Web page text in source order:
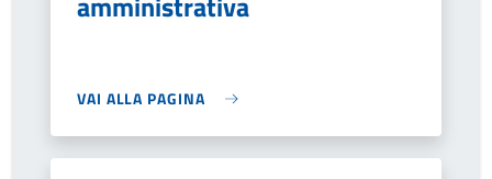
VAI ALLA PAGINA